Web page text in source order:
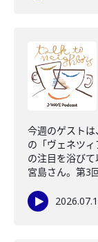
今週のゲスト
の「ヴェネツ
の注目を浴び
宮島さん。第3